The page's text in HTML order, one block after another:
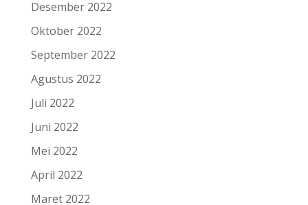
Desember 2022
Oktober 2022
September 2022
Agustus 2022
Juli 2022
Juni 2022
Mei 2022
April 2022
Maret 2022